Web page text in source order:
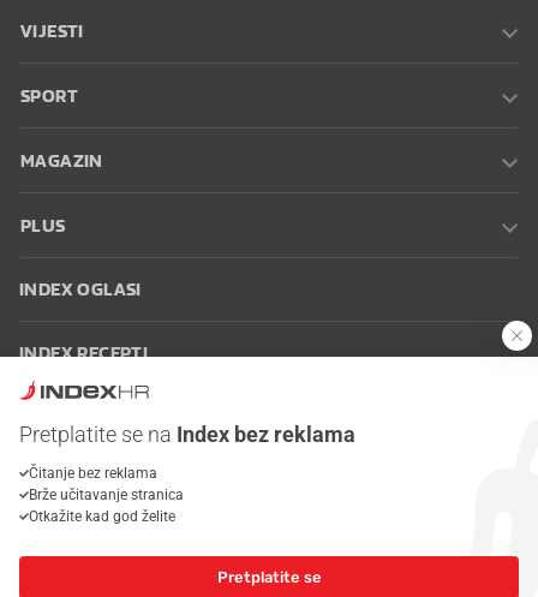
VIJESTI
SPORT
MAGAZIN
PLUS
INDEX OGLASI
INDEX RECEPTI
Oglašavanje Zaposli se na Indexu
korištenja
Postavke kolačića
Pretplatite se na Index bez reklama
Čitanje bez reklama
Brže učitavanje stranica
Otkažite kad god želite
Pretplatite se